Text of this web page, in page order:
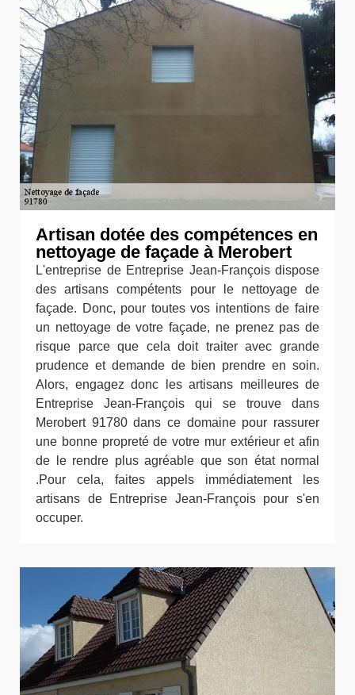
Artisan dotée des compétences en
nettoyage de façade à Merobert
L'entreprise de Entreprise Jean-François dispose
des artisans compétents pour le nettoyage de
façade. Donc, pour toutes vos intentions de faire
un nettoyage de votre façade, ne prenez pas de
risque parce que cela doit traiter avec grande
prudence et demande de bien prendre en soin.
Alors, engagez donc les artisans meilleures de
Entreprise Jean-François qui se trouve dans
Merobert 91780 dans ce domaine pour rassurer
une bonne propreté de votre mur extérieur et afin
de le rendre plus agréable que son état normal
.Pour cela, faites appels immédiatement les
artisans de Entreprise Jean-François pour s'en
occuper.